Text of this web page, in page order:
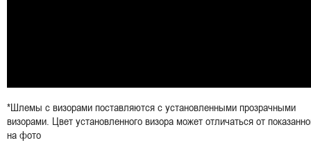
*Шлемы с визорами поставляются с установленными прозрачными
визорами. Цвет установленного визора может отличаться от
на фото